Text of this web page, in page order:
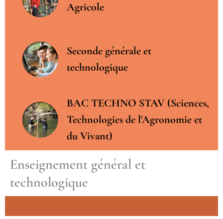
Agricole
Seconde générale et
technologique
BAC TECHNO STAV (Sciences,
Technologies de l'Agronomie et
du Vivant)
Enseignement général et
technologique